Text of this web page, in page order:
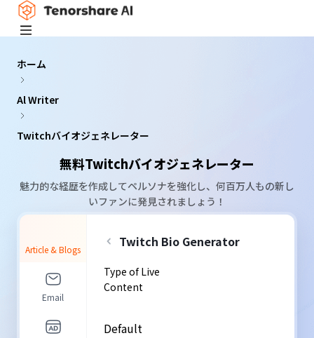
ホーム
Al Writer
Twitchバイオジェネレーター
無料Twitchバイオジェネレーター
魅力的な経歴を作成してペルソナを強化し、何百万人もの新し
いファンに発見されましょう！
Article & Blogs
Email
Twitch Bio Generator
Type of Live
Content
Default